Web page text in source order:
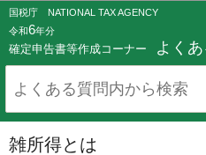
このページの
国税庁 NATIONAL TAX AGENCY
令和6年分
確定申告書等作成コーナー よく
雑所得とは